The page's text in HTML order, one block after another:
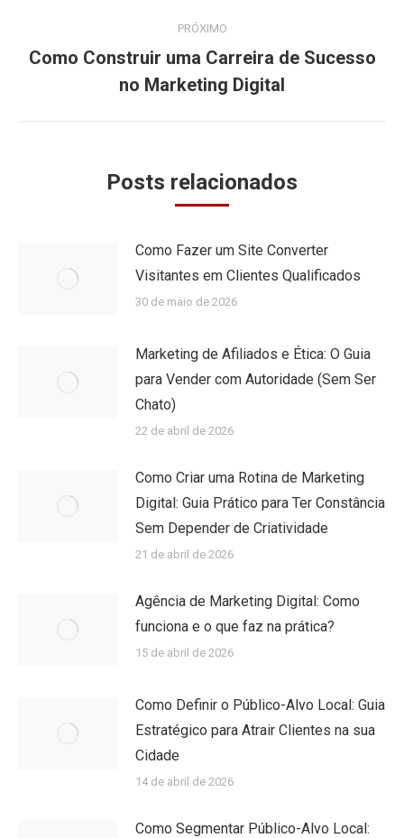
PRÓXIMO
Próximo
post:
Como Construir uma Carreira de Sucesso
no Marketing Digital
Posts relacionados
Como Fazer um Site Converter
Visitantes em Clientes Qualificados
30 de maio de 2026
Marketing de Afiliados e Ética: O Guia
para Vender com Autoridade (Sem Ser
Chato)
22 de abril de 2026
Como Criar uma Rotina de Marketing
Digital: Guia Prático para Ter Constância
Sem Depender de Criatividade
21 de abril de 2026
Agência de Marketing Digital: Como
funciona e o que faz na prática?
15 de abril de 2026
Como Definir o Público-Alvo Local: Guia
Estratégico para Atrair Clientes na sua
Cidade
14 de abril de 2026
Como Segmentar Público-Alvo Local: